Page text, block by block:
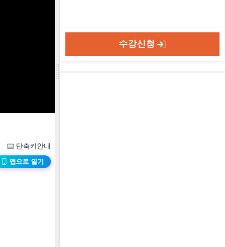
단축키안내
앱으로 열기
수강신청